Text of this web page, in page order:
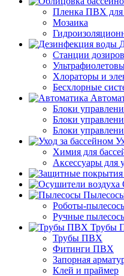
Пленка ПВХ для
Мозаика
Станции
Хлораторы и
Бесхлорные
Блоки
Блоки
Блоки
Химия для
Аксессуары для
Роботы-
Ручные
Трубы
Трубы ПВХ
Фитинги ПВХ
Запорная
Клей и праймер